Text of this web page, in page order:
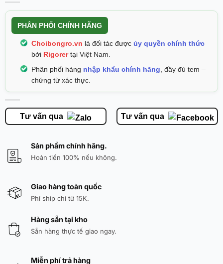
PHÂN PHỐI CHÍNH HÃNG
Choibongro.vn là đối tác được ủy quyền chính thức
bởi Rigorer tại Việt Nam.
Phân phối hàng nhập khẩu chính hãng , đầy đủ tem –
chứng từ xác thực.
Tư vấn qua Tư vấn qua
Sản phẩm chính hãng.
Hoàn tiền 100% nếu không.
Giao hàng toàn quốc
Phí ship chỉ từ 15K.
Hàng sẵn tại kho
Sẵn hàng thực tế giao ngay.
Miễn phí trả hàng